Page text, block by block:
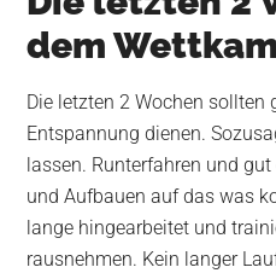
dem
Die letzten 2 Wochen sollten
Entspannung dienen.
lassen. Runterfahren und
und Aufbauen auf das was
lange hingearbeitet und
rausnehmen. Kein langer